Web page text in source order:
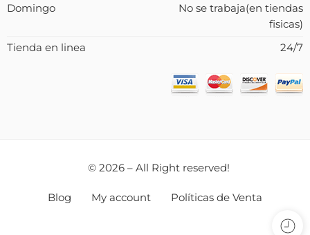
Domingo
No se trabaja(en tiendas
fisicas)
Tienda en linea
24/7
© 2026 – All Right reserved!
Blog My account Políticas de Venta